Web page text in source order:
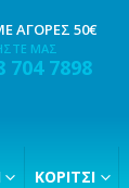
ΑΓΟΡΕΣ 50€
ΜΑΣ
704 7898
ΚΟΡΊΤΣΙ